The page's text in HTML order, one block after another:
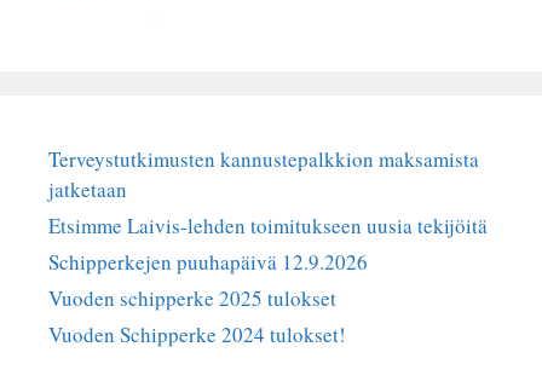
Terveystutkimusten kannustepalkkion maksamista
jatketaan
Etsimme Laivis-lehden toimitukseen uusia tekijöitä
Schipperkejen puuhapäivä 12.9.2026
Vuoden schipperke 2025 tulokset
Vuoden Schipperke 2024 tulokset!